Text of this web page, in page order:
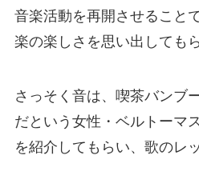
音楽活動を再開させること
楽の楽しさを思い出しても
さっそく音は、喫茶バンブ
だという女性・ベルトーマ
を紹介してもらい、歌のレ